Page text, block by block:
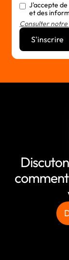
J'accepte
et des
Consulter